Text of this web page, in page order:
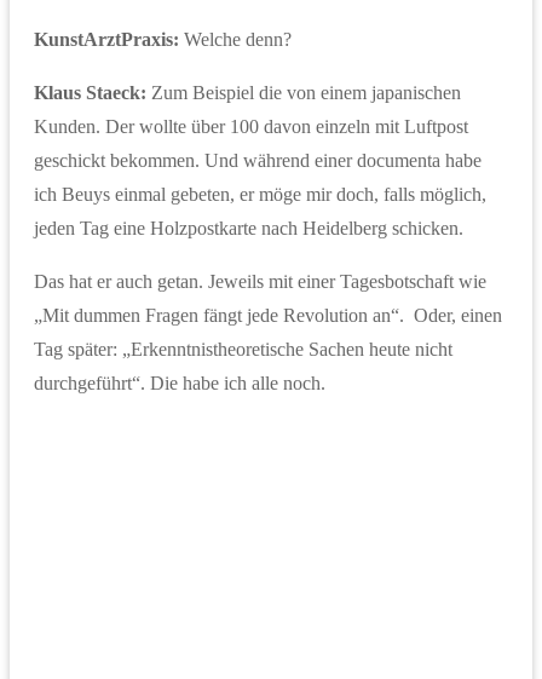
KunstArztPraxis: Welche denn?
Klaus Staeck: Zum Beispiel die von einem japanischen
Kunden. Der wollte über 100 davon einzeln mit Luftpost
geschickt bekommen. Und während einer documenta habe
ich Beuys einmal gebeten, er möge mir doch, falls möglich,
jeden Tag eine Holzpostkarte nach Heidelberg schicken.
Das hat er auch getan. Jeweils mit einer Tagesbotschaft wie
„Mit dummen Fragen fängt jede Revolution an“. Oder, einen
Tag später: „Erkenntnistheoretische Sachen heute nicht
durchgeführt“. Die habe ich alle noch.